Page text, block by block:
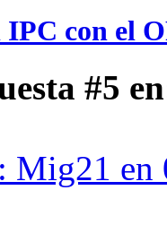
IPC con el
#5
Mig21 en